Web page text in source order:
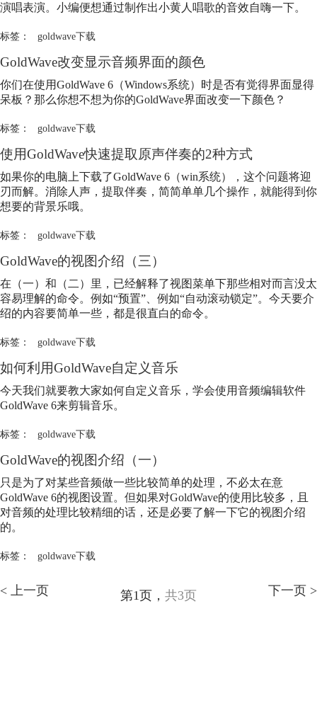
演唱表演。小编便想通过制作出小黄人唱歌的音效自嗨一下。
标签： goldwave下载
GoldWave改变显示音频界面的颜色
你们在使用GoldWave 6（Windows系统）时是否有觉得界面显得
呆板？那么你想不想为你的GoldWave界面改变一下颜色？
标签： goldwave下载
使用GoldWave快速提取原声伴奏的2种方式
如果你的电脑上下载了GoldWave 6（win系统），这个问题将迎
刃而解。消除人声，提取伴奏，简简单单几个操作，就能得到你
想要的背景乐哦。
标签： goldwave下载
GoldWave的视图介绍（三）
在（一）和（二）里，已经解释了视图菜单下那些相对而言没太
容易理解的命令。例如“预置”、例如“自动滚动锁定”。今天要介
绍的内容要简单一些，都是很直白的命令。
标签： goldwave下载
如何利用GoldWave自定义音乐
今天我们就要教大家如何自定义音乐，学会使用音频编辑软件
GoldWave 6来剪辑音乐。
标签： goldwave下载
GoldWave的视图介绍（一）
只是为了对某些音频做一些比较简单的处理，不必太在意
GoldWave 6的视图设置。但如果对GoldWave的使用比较多，且
对音频的处理比较精细的话，还是必要了解一下它的视图介绍
的。
标签： goldwave下载
< 上一页 第1页， 共3页 下一页 >